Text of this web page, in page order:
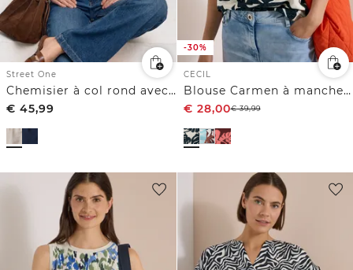
Street One
Chemisier à col rond avec détail de boucle
€ 45,99
-30%
CECIL
Blouse Carmen à manches courtes et imprimé feuillage
€ 28,00€39,99